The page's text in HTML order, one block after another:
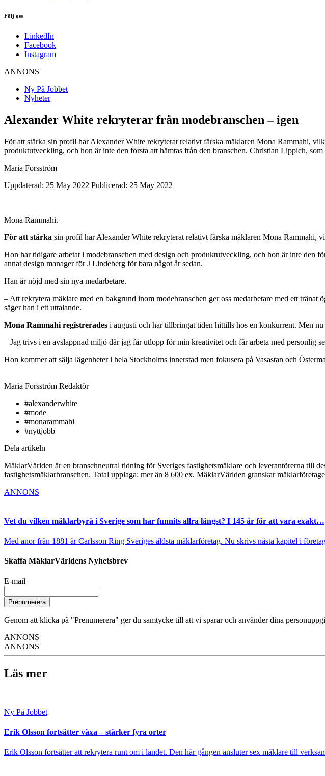
Följ oss
LinkedIn
Facebook
Instagram
ANNONS
Ny På Jobbet
Nyheter
Alexander White rekryterar från modebranschen – igen
För att stärka sin profil har Alexander White rekryterat relativt färska mäklaren Mona Rammahi,
produktutveckling, och hon är inte den första att hämtas från den branschen. Christian Lippich,
Maria Forsström
Uppdaterad: 25 May 2022 Publicerad: 25 May 2022
Mona Rammahi.
För att stärka sin profil har Alexander White rekryterat relativt färska mäklaren Mona Rammahi,
Hon har tidigare arbetat i modebranschen med design och produktutveckling, och hon är inte den
annat design manager för J Lindeberg för bara något år sedan.
Han är nöjd med sin nya medarbetare.
– Att rekrytera mäklare med en bakgrund inom modebranschen ger oss medarbetare med ett
säger han i ett uttalande.
Mona Rammahi registrerades i augusti och har tillbringat tiden hittills hos en konkurrent. Men
– Jag trivs i en avslappnad miljö där jag får utlopp för min kreativitet och får arbeta med personlig
Hon kommer att sälja lägenheter i hela Stockholms innerstad men fokusera på Vasastan och
Maria Forsström Redaktör
#alexanderwhite
#mode
#monarammahi
#nyttjobb
Dela artikeln
MäklarVärlden är en branschneutral tidning för Sveriges fastighetsmäklare och leverantörerna till
fastighetsmäklarbranschen. Total upplaga: mer än 8 600 ex. MäklarVärlden granskar
ANNONS
Vet du vilken mäklarbyrå i Sverige som har funnits allra längst? I 145 år för att vara exakt…
Med anor från 1881 är Carlsson Ring Sveriges äldsta mäklarföretag. Nu skrivs nästa kapitel i
Skaffa MäklarVärldens Nyhetsbrev
E-mail
Prenumerera
Genom att klicka på "Prenumerera" ger du samtycke till att vi sparar och använder dina
ANNONS
ANNONS
Läs mer
Ny På Jobbet
Erik Olsson fortsätter växa – stärker fyra orter
Erik Olsson fortsätter att rekrytera runt om i landet. Den här gången ansluter sex mäklare till